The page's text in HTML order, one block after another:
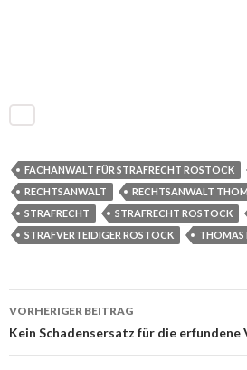
FACHANWALT FÜR STRAFRECHT ROSTOCK
RECHTSANWALT
RECHTSANWALT
STRAFRECHT
STRAFRECHT ROSTOCK
STRAFVERTEIDIGER ROSTOCK
THOMAS
Beitrags-
VORHERIGER BEITRAG
Kein Schadensersatz für die erfundene